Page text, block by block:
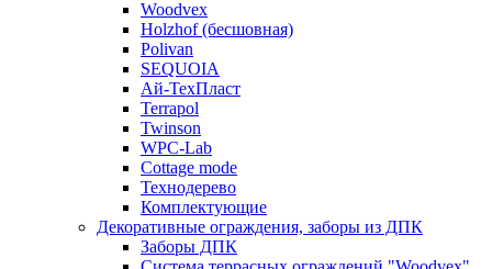
Woodvex
Holzhof (бесшовная)
Polivan
SEQUOIA
Ай-ТехПласт
Terrapol
Twinson
WPC-Lab
Cottage mode
Технодерево
Комплектующие
Декоративные ограждения, заборы из ДПК
Заборы ДПК